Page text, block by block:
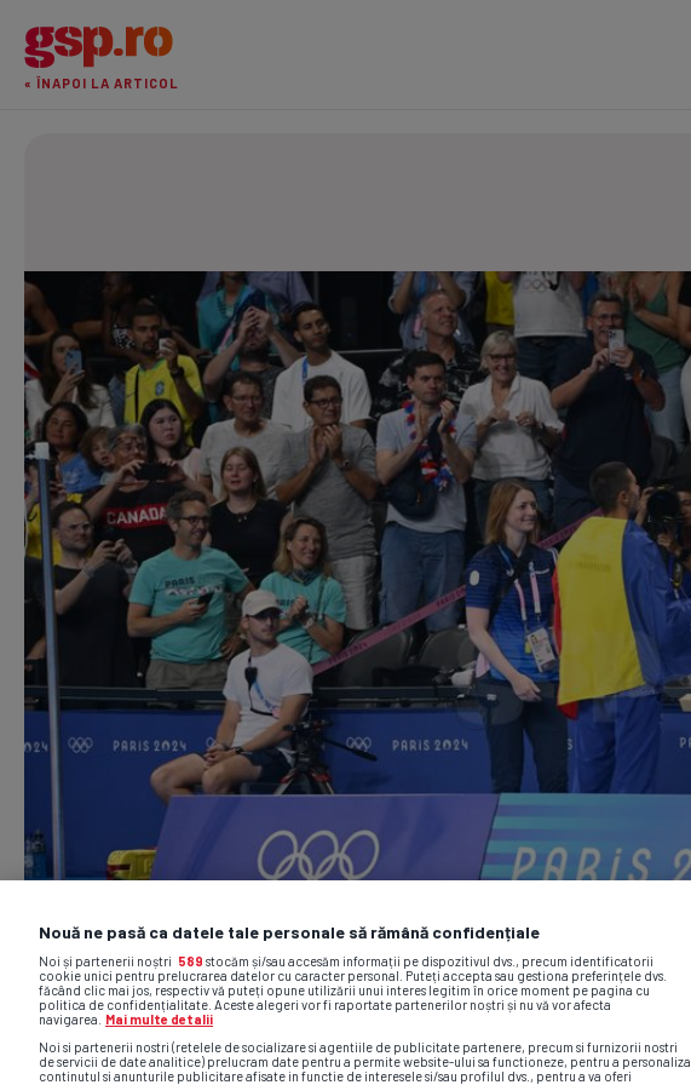
« ÎNAPOI LA ARTICOL
Nouă ne pasă ca datele tale personale să rămână confidențiale
Noi și partenerii noștri 589 stocăm și/sau accesăm informații pe dispozitivul dvs., precum identificatorii
cookie unici pentru prelucrarea datelor cu caracter personal. Puteți accepta sau gestiona preferințele dvs.
făcând clic mai jos, respectiv vă puteți opune utilizării unui interes legitim în orice moment pe pagina cu
politica de confidențialitate. Aceste alegeri vor fi raportate partenerilor noștri și nu vă vor afecta
navigarea.
Mai multe detalii
Noi si partenerii nostri (retelele de socializare si agentiile de publicitate partenere, precum si furnizorii nostri
de servicii de date analitice) prelucram date pentru a permite website-ului sa functioneze, pentru a personaliza
continutul si anunturile publicitare afisate in functie de interesele si/sau profilul dvs., pentru a va oferi